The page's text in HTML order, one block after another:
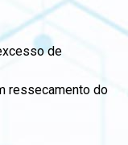
de
ressecamento do